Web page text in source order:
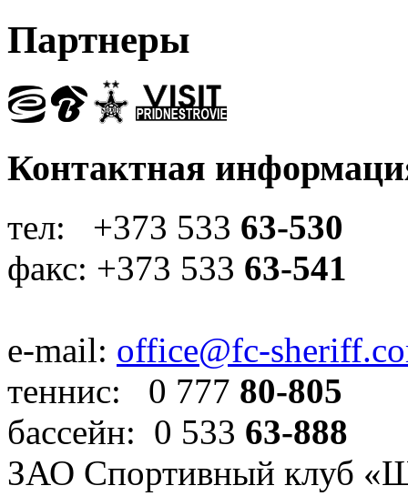
Партнеры
Контактная
тел: +373 533 63-530
факс: +373 533 63-541
e-mail: office@fc-
теннис: 0 777 80-805
бассейн: 0 533 63-888
ЗАО Спортивный клуб